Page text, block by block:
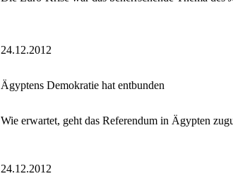
24.12.2012
Ägyptens Demokratie hat entbunden
Wie erwartet, geht das Referendum in Ägypten
24.12.2012